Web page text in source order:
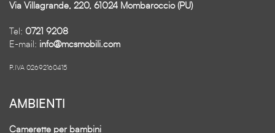
Via Villagrande, 220, 61024 Mombaroccio (PU)
Tel: 0721 9208
E-mail: info@mcsmobili.com
P.IVA 02692160415
AMBIENTI
Camerette per bambini